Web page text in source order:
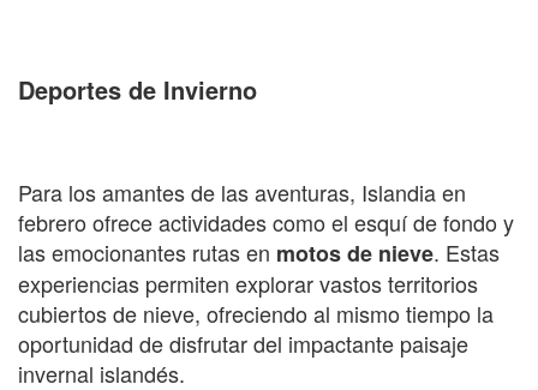
Deportes de Invierno
Para los amantes de las aventuras, Islandia en
febrero ofrece actividades como el esquí de fondo y
las emocionantes rutas en motos de nieve. Estas
experiencias permiten explorar vastos territorios
cubiertos de nieve, ofreciendo al mismo tiempo la
oportunidad de disfrutar del impactante paisaje
invernal islandés.